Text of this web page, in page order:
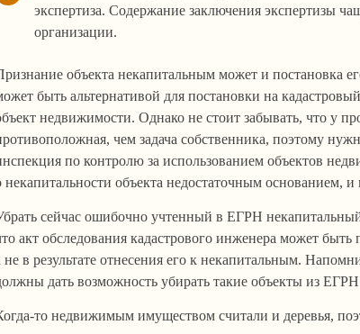
экспертиза. Содержание заключения экспертизы
организации.
объекта некапитальным может и постановка
быть альтернативой для постановки на
недвижимости. Однако не стоит забывать, что у
чем задача собственника, поэтому
по контролю за использованием объектов
некапитальности объекта недостаточным основанием, и
сейчас ошибочно учтенный в ЕГРН
акт обследования кадастрового инженера может быть
не в результате отнесения его к некапитальным.
дать возможность убирать такие объекты из ЕГРН
то недвижимым имуществом считали и деревья,